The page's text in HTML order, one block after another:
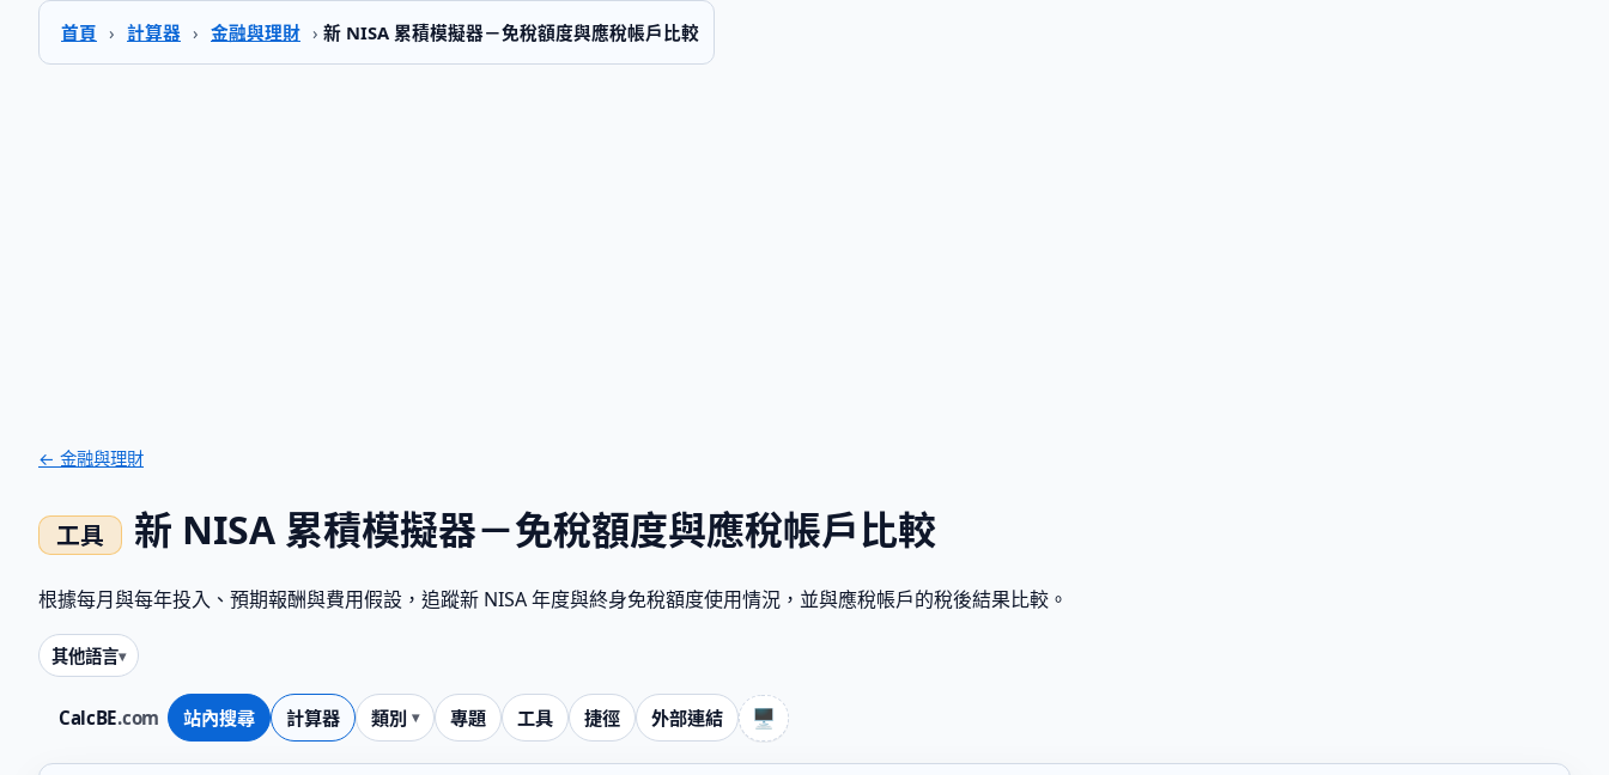
首頁 › 計算器 › 金融與理財 › 新 NISA 累積模擬器－免稅額度與應稅帳戶比較
CalcBE.com 站內搜尋 計算器 類別 專題 工具 捷徑 外部連結 🖥️
← 金融與理財
新 NISA 累積模擬器－免稅額度與應稅帳戶比較
根據每月與每年投入、預期報酬與費用假設，追蹤新 NISA 年度與終身免稅額度使用情況，並與應稅帳戶的稅後結果比較。
其他語言